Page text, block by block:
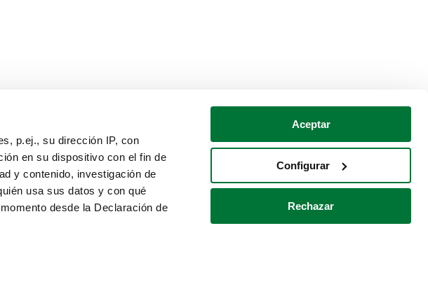
p.ej., su dirección IP, con
en su dispositivo con el fin de
y contenido, investigación de
usa sus datos y con qué
desde la Declaración de
Aceptar
Configurar
Rechazar